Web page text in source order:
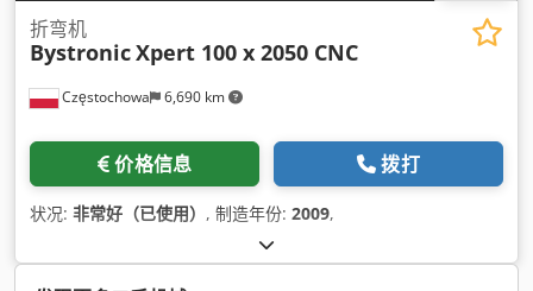
Częstochowa 6,690 km
折弯机
BystronicXpert 100 x 2050 CNC
价格信息 拨打
状况: 非常好（已使用） , 制造年份: 2009,